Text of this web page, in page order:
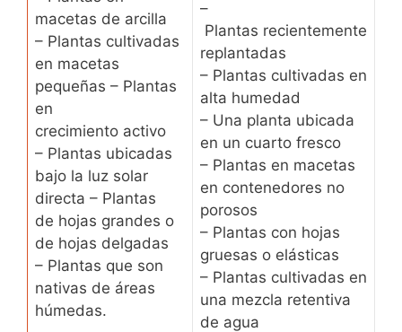
macetas de arcilla
– Plantas cultivadas
en macetas
pequeñas – Plantas
en
crecimiento activo
– Plantas ubicadas
bajo la luz solar
directa – Plantas
de hojas grandes o
de hojas delgadas
– Plantas que son
nativas de áreas
húmedas.
–
Plantas recientemente
replantadas
– Plantas cultivadas en
alta humedad
– Una planta ubicada
en un cuarto fresco
– Plantas en macetas
en contenedores no
porosos
– Plantas con hojas
gruesas o elásticas
– Plantas cultivadas en
una mezcla retentiva
de agua